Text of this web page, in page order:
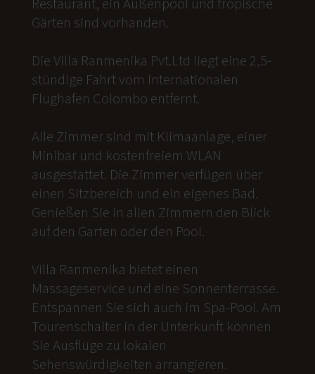
Gärten sind vorhanden.
Die Villa Ranmenika Pvt.Ltd liegt eine 2,5-
stündige Fahrt vom internationalen
Flughafen Colombo entfernt.
Alle Zimmer sind mit Klimaanlage, einer
Minibar und kostenfreiem WLAN
ausgestattet. Die Zimmer verfügen über
einen Sitzbereich und ein eigenes Bad.
Genießen Sie in allen Zimmern den Blick
auf den Garten oder den Pool.
Villa Ranmenika bietet einen
Massageservice und eine Sonnenterrasse.
Entspannen Sie sich auch im Spa-Pool. Am
Tourenschalter in der Unterkunft können
Sie Ausflüge zu lokalen
Sehenswürdigkeiten arrangieren.